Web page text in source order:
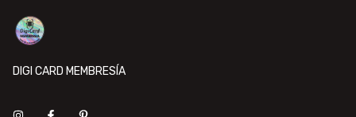
DIGI CARD MEMBRESÍA